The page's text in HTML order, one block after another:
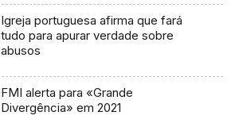
Igreja portuguesa afirma que fará
tudo para apurar verdade sobre
abusos
FMI alerta para «Grande
Divergência» em 2021